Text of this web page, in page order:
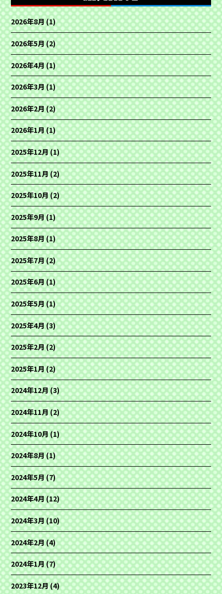
2026年8月(1)
2026年5月(2)
2026年4月(1)
2026年3月(1)
2026年2月(2)
2026年1月(1)
2025年12月(1)
2025年11月(2)
2025年10月(2)
2025年9月(1)
2025年8月(1)
2025年7月(2)
2025年6月(1)
2025年5月(1)
2025年4月(3)
2025年2月(2)
2025年1月(2)
2024年12月(3)
2024年11月(2)
2024年10月(1)
2024年8月(1)
2024年5月(7)
2024年4月(12)
2024年3月(10)
2024年2月(4)
2024年1月(7)
2023年12月(4)